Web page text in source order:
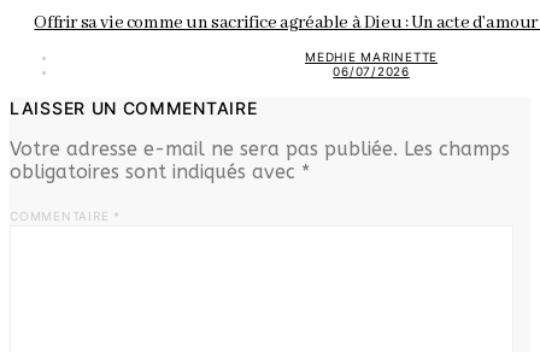
Offrir sa vie comme un sacrifice agréable à Dieu : Un acte d’amour
MEDHIE MARINETTE
06/07/2026
LAISSER UN COMMENTAIRE
Votre adresse e-mail ne sera pas publiée. Les champs
obligatoires sont indiqués avec *
COMMENTAIRE *